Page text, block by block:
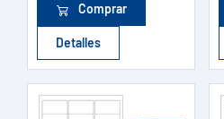
Comprar
Detalles